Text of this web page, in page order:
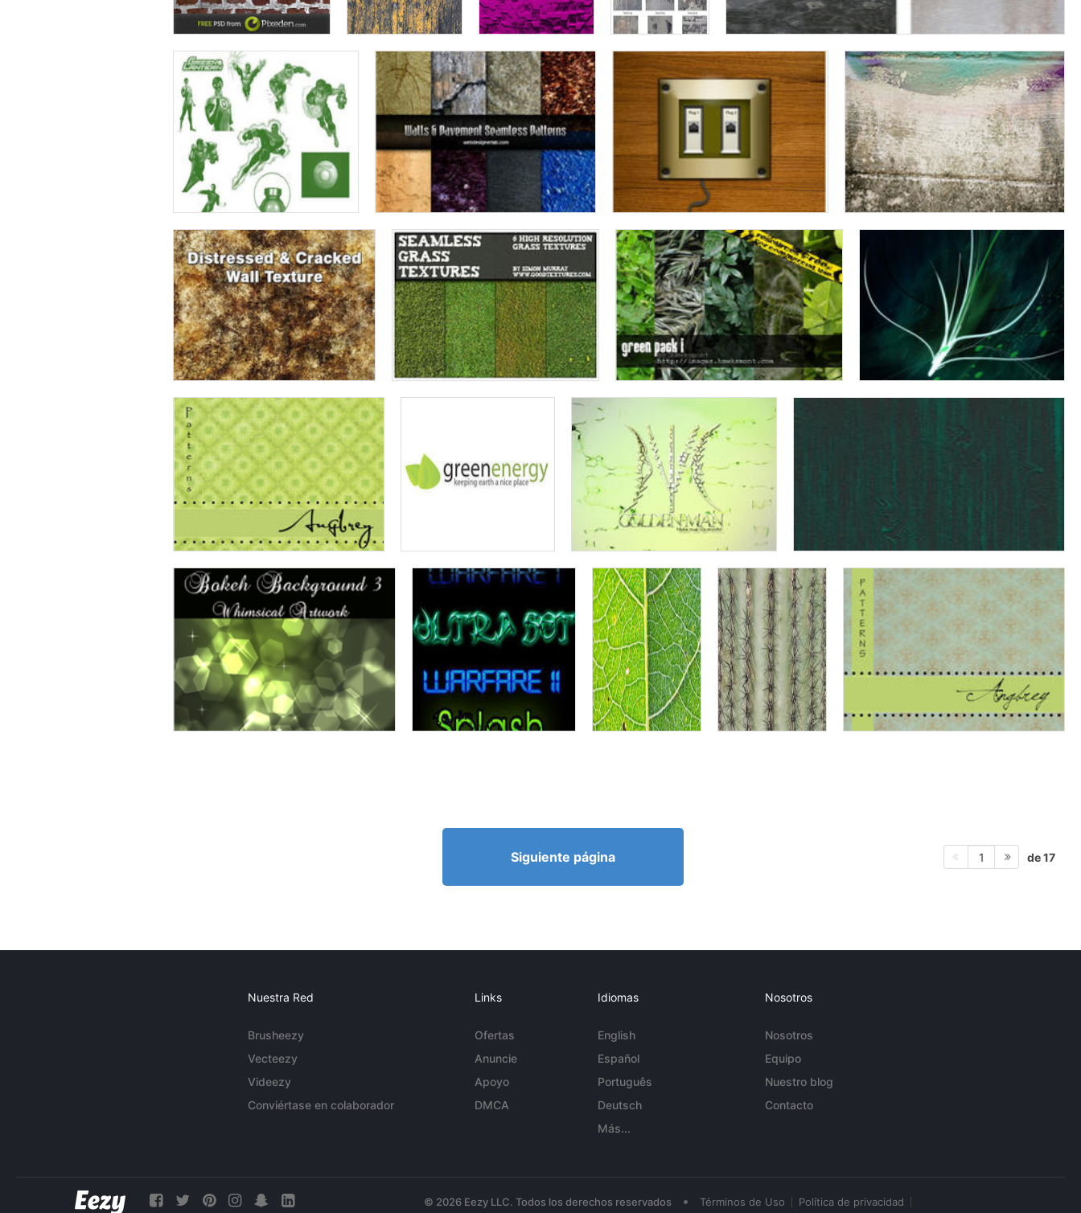
Siguiente página 1 de 17
Nuestra Red
Brusheezy
Vecteezy
Videezy
Conviértase en colaborador
Links
Ofertas
Anuncie
Apoyo
DMCA
Idiomas
English
Español
Português
Deutsch
Más...
Nosotros
Nosotros
Equipo
Nuestro blog
Contacto
© 2026 Eezy LLC. Todos los derechos reservados • Términos de Uso Política de privacidad